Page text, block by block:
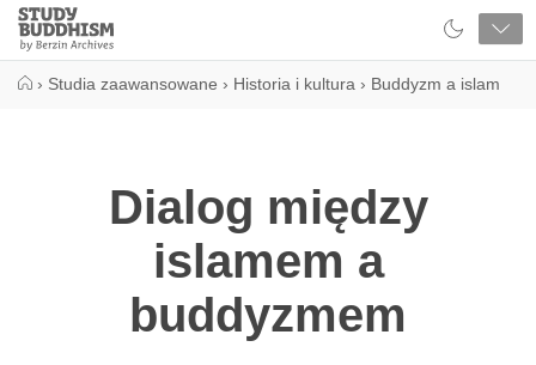
Close
Study
Buddhism
› Studia zaawansowane › Historia i kultura › Buddyzm a islam
Dialog między
islamem a
buddyzmem